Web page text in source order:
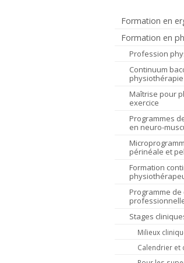
Formation en
Formation en
Profession
Continuum
physiothérapie
Maîtrise pour
exercice
Programmes
en neuro-
périnéale et
Formation
Programme
Stages
Milieux
Calendrier et